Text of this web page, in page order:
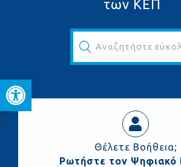
Ανοίξτε τη
των ΚΕΠ
Αναζητήστε
Θέλετε Βοήθεια;
Ρωτήστε τον Ψηφιακό